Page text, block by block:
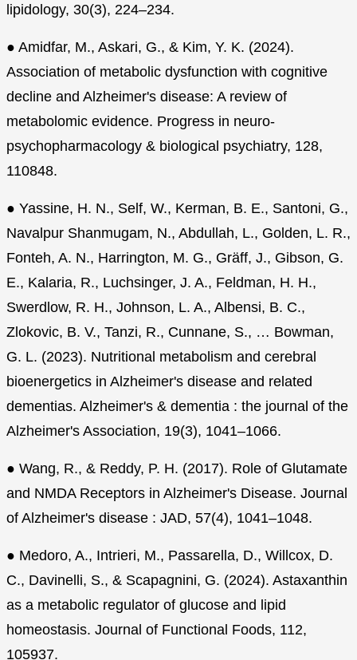
lipidology, 30(3), 224–234.
● Amidfar, M., Askari, G., & Kim, Y. K. (2024).
Association of metabolic dysfunction with cognitive
decline and Alzheimer's disease: A review of
metabolomic evidence. Progress in neuro-
psychopharmacology & biological psychiatry, 128,
110848.
● Yassine, H. N., Self, W., Kerman, B. E., Santoni, G.,
Navalpur Shanmugam, N., Abdullah, L., Golden, L. R.,
Fonteh, A. N., Harrington, M. G., Gräff, J., Gibson, G.
E., Kalaria, R., Luchsinger, J. A., Feldman, H. H.,
Swerdlow, R. H., Johnson, L. A., Albensi, B. C.,
Zlokovic, B. V., Tanzi, R., Cunnane, S., … Bowman,
G. L. (2023). Nutritional metabolism and cerebral
bioenergetics in Alzheimer's disease and related
dementias. Alzheimer's & dementia : the journal of the
Alzheimer's Association, 19(3), 1041–1066.
● Wang, R., & Reddy, P. H. (2017). Role of Glutamate
and NMDA Receptors in Alzheimer's Disease. Journal
of Alzheimer's disease : JAD, 57(4), 1041–1048.
● Medoro, A., Intrieri, M., Passarella, D., Willcox, D.
C., Davinelli, S., & Scapagnini, G. (2024). Astaxanthin
as a metabolic regulator of glucose and lipid
homeostasis. Journal of Functional Foods, 112,
105937.